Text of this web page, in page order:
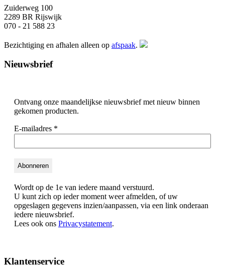
Zuiderweg 100
2289 BR Rijswijk
070 - 21 588 23
Bezichtiging en afhalen alleen op afspaak.
Nieuwsbrief
Ontvang onze maandelijkse nieuwsbrief met nieuw binnen
gekomen producten.
E-mailadres *
Wordt op de 1e van iedere maand verstuurd.
U kunt zich op ieder moment weer afmelden, of uw
opgeslagen gegevens inzien/aanpassen, via een link onderaan
iedere nieuwsbrief.
Lees ook ons Privacystatement.
Klantenservice